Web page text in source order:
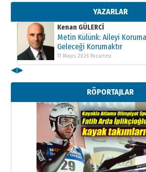
YAZARLAR
Geleceği Korumaktır
Kenan GÜLERCİ
Metin Külünk: Aileyi Korumak
Geleceği Korumaktır
11 Mayıs 2026 Pazartesi
◀▶
RÖPORTAJLAR